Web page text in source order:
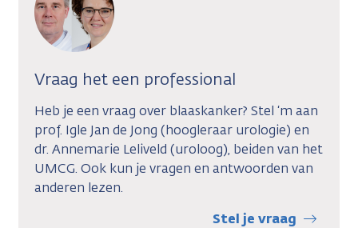
Vraag het een professional
Heb je een vraag over blaaskanker? Stel ‘m aan
prof. Igle Jan de Jong (hoogleraar urologie) en
dr. Annemarie Leliveld (uroloog), beiden van het
UMCG. Ook kun je vragen en antwoorden van
anderen lezen.
Stel je vraag